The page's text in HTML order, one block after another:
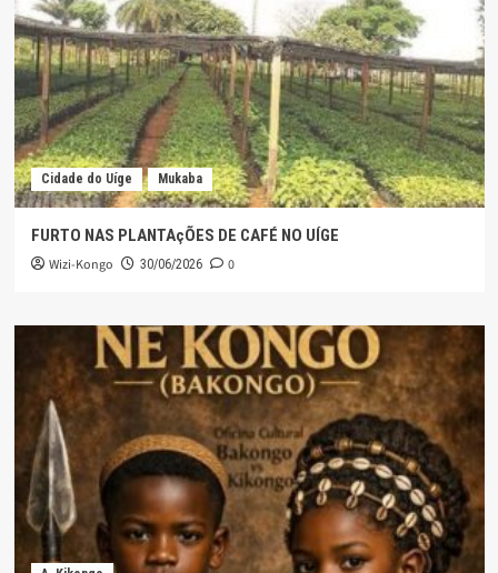
Cidade do Uíge Mukaba
FURTO NAS PLANTAçÕES DE CAFÉ NO UÍGE
Wizi-Kongo 30/06/2026 0